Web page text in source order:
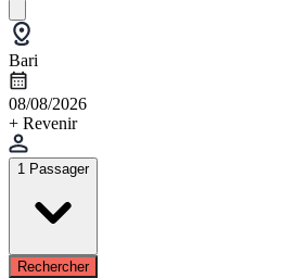
Bari
08/08/2026
+ Revenir
1 Passager
Rechercher